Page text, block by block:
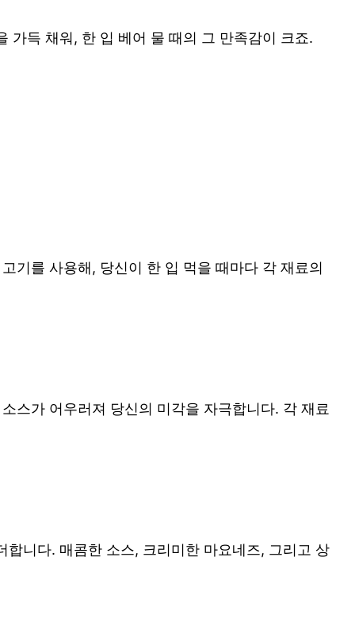
가득 채워, 한 입 베어 물 때의 그 만족감이 크죠.
기를 사용해, 당신이 한 입 먹을 때마다 각 재료의
스가 어우러져 당신의 미각을 자극합니다. 각 재료
니다. 매콤한 소스, 크리미한 마요네즈, 그리고 상